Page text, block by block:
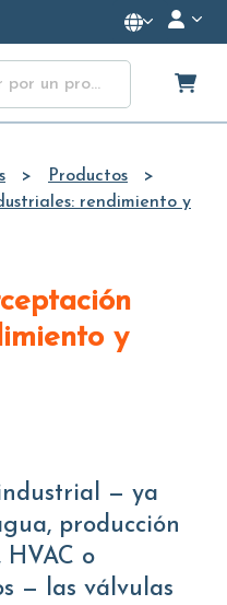
Productos
rendimiento y
y
producción
o
— las válvulas